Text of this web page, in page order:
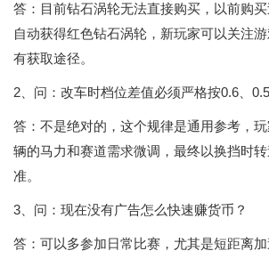
答：目前钻石涡轮无法直接购买，以前购
自动获得红色钻石涡轮，新玩家可以关注
有获取途径。
2、问：改车时档位差值必须严格按0.6、
答：不是绝对的，这个规律是通用参考，
辆的马力和赛道需求微调，最终以换挡时
准。
3、问：现在没有广告怎么快速赚货币？
答：可以多参加日常比赛，尤其是短距离